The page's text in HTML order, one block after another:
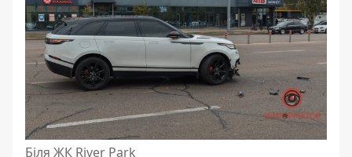
Біля ЖК River Park